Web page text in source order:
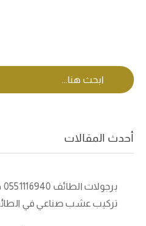
أحدث المقالات
تركيب عشب صناعي في